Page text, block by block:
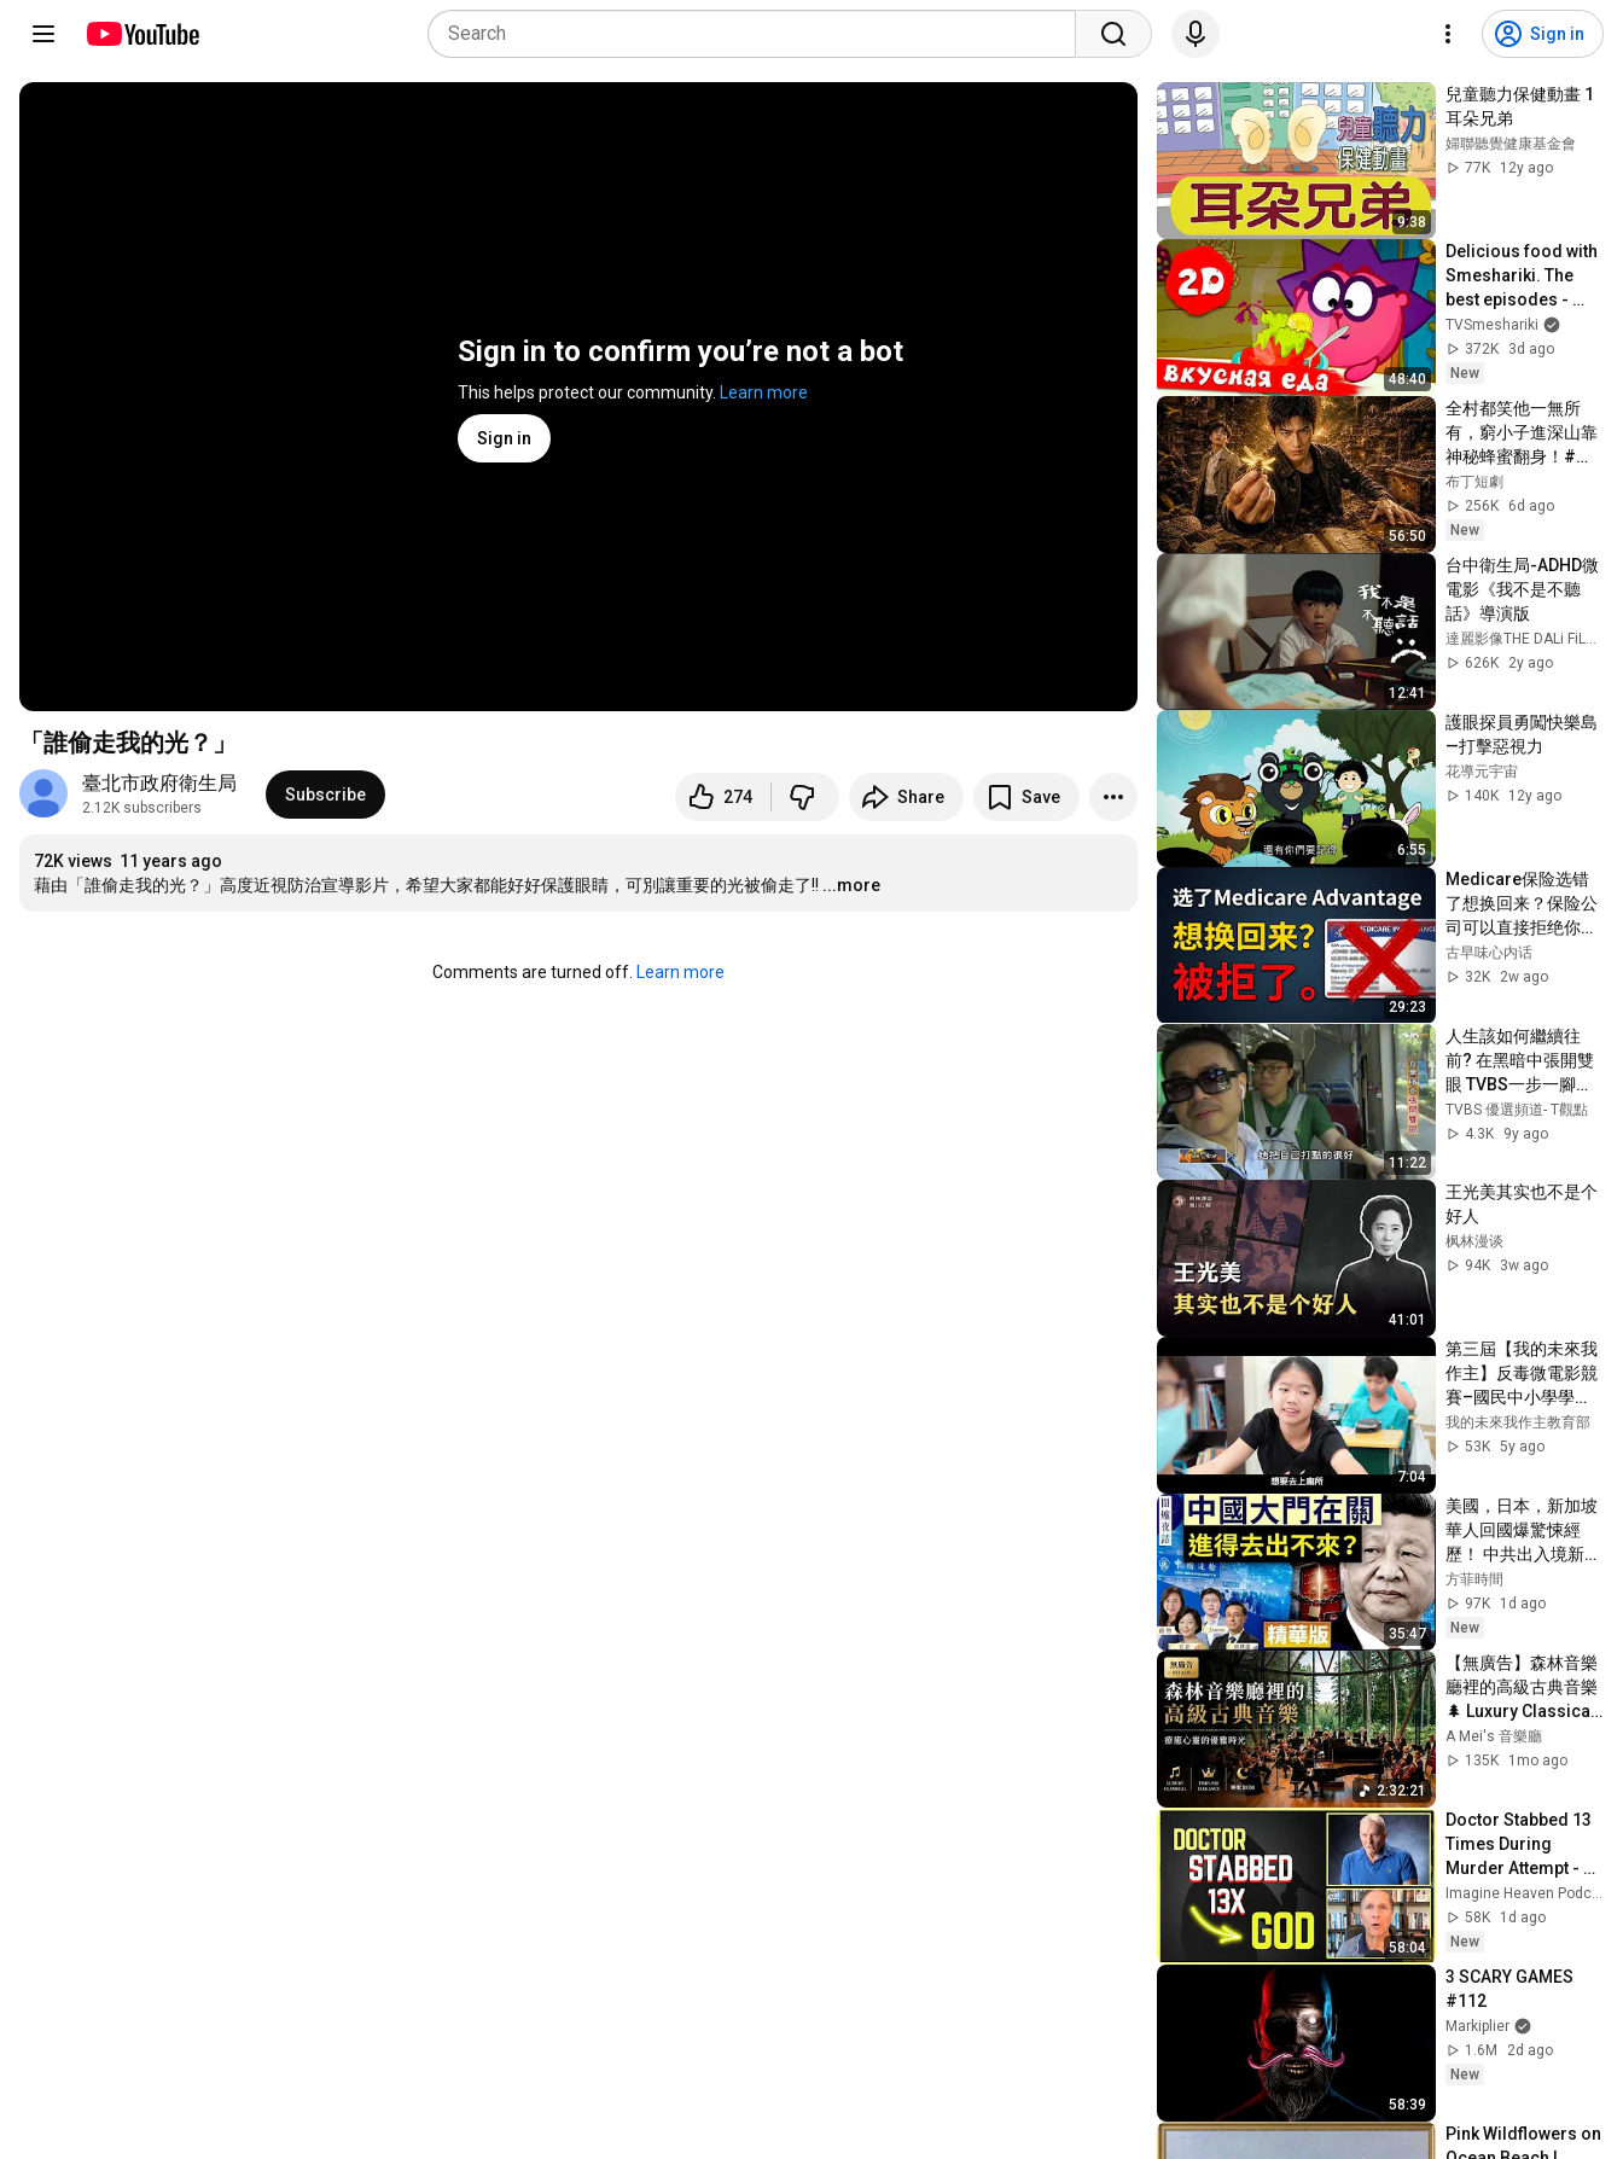
Sign in
Sign in to confirm you’re not a bot
This helps protect our community. Learn more
Sign in
「誰偷走我的光？」
臺北市政府衛生局
2.12K subscribers
Subscribe 274 Share Save
72K views 11 years ago
藉由「誰偷走我的光？」高度近視防治宣導影片，希望大家都能好好保護眼睛，可別讓重要­的光被偷走了!! ...more
Comments are turned off. Learn more
9:38
兒童聽力保健動畫 1
耳朵兄弟
婦聯聽覺健康基金會
77K
12y ago
48:40
Delicious food with
Smeshariki. The
best episodes -
Smeshariki 2D.
Collection 2026
TVSmeshariki
372K
3d ago
New
56:50
全村都笑他一無所
有，窮小子進深山靠
神秘蜂蜜翻身！#被
踢出局後我成了山野
蜂王 #鄉村逆襲 #創
業短劇 #養蜂致富 #
窮小子逆襲 #打臉爽
劇 #白手起家 #人生
翻盤 #熱門短劇
布丁短劇
256K
6d ago
New
12:41
台中衛生局-ADHD微
電影《我不是不聽
話》導演版
626K
2y ago
6:55
護眼探員勇闖快樂島
—打擊惡視力
花導元宇宙
140K
12y ago
29:23
Medicare保险选错
了想换回来？保险公
司可以直接拒绝你
——华人退休者必看
古早味心内话
32K
2w ago
11:22
人生該如何繼續往
前? 在黑暗中張開雙
眼 TVBS一步一腳印
20150816
TVBS 優選頻道- T觀點
4.3K
9y ago
41:01
王光美其实也不是个
好人
枫林漫谈
94K
3w ago
7:04
第三屆【我的未來我
作主】反毒微電影競
賽–國民中小學學生
組《叛望》
我的未來我作主教育部
53K 5y ago
35:47
美國，日本，新加坡
華人回國爆驚悚經
歷！ 中共出入境新規
已經開始實行？【圍
爐夜話精華版】唐靖
遠 Jason 薇羽 方菲
方菲時間
97K
1d ago
New
2:32:21
【無廣告】森林音樂
廳裡的高級古典音樂
🌲 Luxury Classical
• Timeless
Elegance • 睡眠
A Mei's 音樂廳
135K
1mo ago
58:04
Doctor Stabbed 13
Times During
Murder Attempt -
Then God Showed
Up | Near Death
Experience
Imagine Heaven Podcast with John Burke
58K
1d ago
New
58:39
3 SCARY GAMES
#112
Markiplier
1.6M
2d ago
New
Pink Wildflowers on